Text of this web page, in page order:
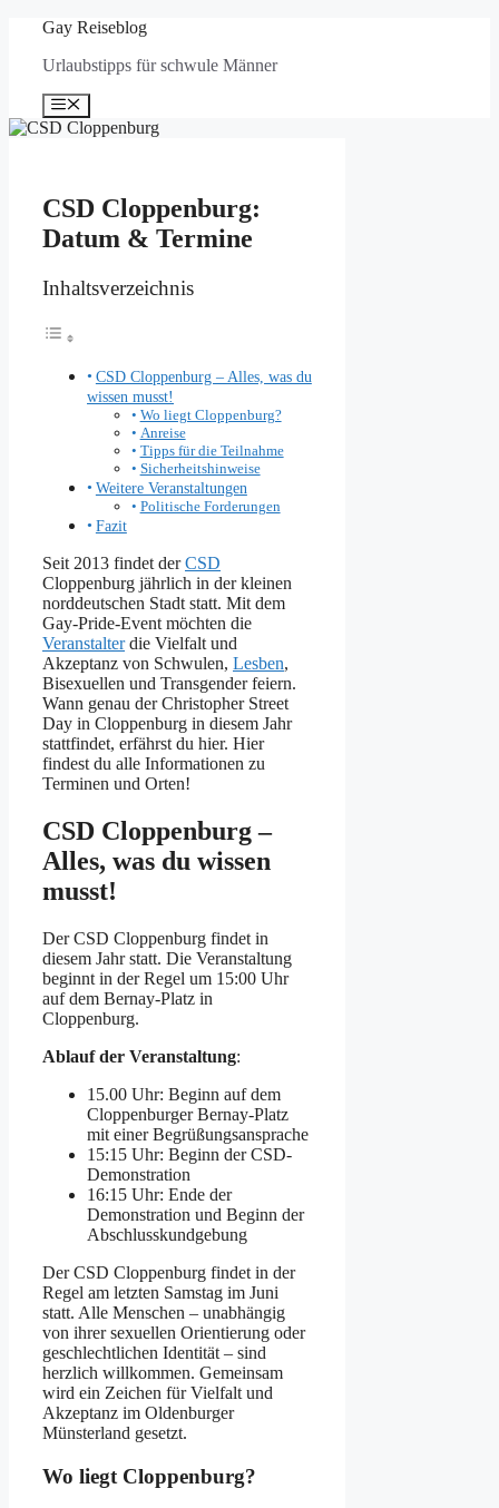
springen
Gay Reiseblog
Urlaubstipps für schwule Männer
Menü
CSD Cloppenburg:
Datum & Termine
Inhaltsverzeichnis
CSD Cloppenburg – Alles, was du
wissen musst!
Wo liegt Cloppenburg?
Anreise
Tipps für die Teilnahme
Sicherheitshinweise
Weitere Veranstaltungen
Politische Forderungen
Fazit
Seit 2013 findet derCSD
Cloppenburg jährlich in der kleinen
norddeutschen Stadt statt. Mit dem
Gay-Pride-Event möchten die
Veranstalterdie Vielfalt und
Akzeptanz von Schwulen, Lesben,
Bisexuellen und Transgender feiern.
Wann genau der Christopher Street
Day in Cloppenburg in diesem Jahr
stattfindet, erfährst du hier. Hier
findest du alle Informationen zu
Terminen und Orten!
CSD Cloppenburg –
Alles, was du wissen
musst!
Der CSD Cloppenburg findet in
diesem Jahr statt. Die Veranstaltung
beginnt in der Regel um 15:00 Uhr
auf dem Bernay-Platz in
Cloppenburg.
Ablauf der Veranstaltung:
15.00 Uhr: Beginn auf dem
Cloppenburger Bernay-Platz
mit einer Begrüßungsansprache
15:15 Uhr: Beginn der CSD-
Demonstration
16:15 Uhr: Ende der
Demonstration und Beginn der
Abschlusskundgebung
Der CSD Cloppenburg findet in der
Regel am letzten Samstag im Juni
statt. Alle Menschen – unabhängig
von ihrer sexuellen Orientierung oder
geschlechtlichen Identität – sind
herzlich willkommen. Gemeinsam
wird ein Zeichen für Vielfalt und
Akzeptanz im Oldenburger
Münsterland gesetzt.
Wo liegt Cloppenburg?